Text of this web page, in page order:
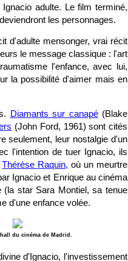
adulte. Le film terminé,
les personnages.
d'adulte mensonger, vrai récit
le message classique : l'art
l'enfance, avec lui,
la possibilité d'aimer mais en
Diamants sur canapé(Blake
(John Ford, 1961) sont cités
seulement, leur nostalgie d'un
l'intention de tuer Ignacio, ils
Thérèse Raquin, où un meurtre
Ignacio et Enrique au cinéma
(la star Sara Montiel, sa tenue
d'une enfance volée.
du cinéma de Madrid.
d'Ignacio, l'investissement